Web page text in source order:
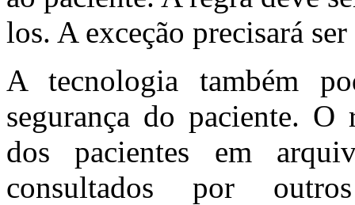
los. A exceção precisará
A tecnologia também
segurança do paciente. O
dos pacientes em
consultados por